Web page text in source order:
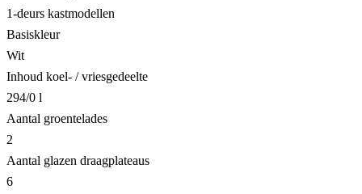
1-deurs kastmodellen
Basiskleur
Wit
Inhoud koel- / vriesgedeelte
294/0 l
Aantal groentelades
2
Aantal glazen draagplateaus
6